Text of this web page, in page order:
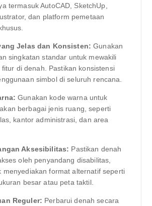
termasuk AutoCAD, SketchUp,
dan platform pemetaan
Jelas dan Konsisten: Gunakan
singkatan standar untuk mewakili
fitur di denah. Pastikan konsistensi
simbol di seluruh rencana.
Gunakan kode warna untuk
berbagai jenis ruang, seperti
kantor administrasi, dan area
Aksesibilitas: Pastikan denah
oleh penyandang disabilitas,
menyediakan format alternatif seperti
besar atau peta taktil.
Reguler: Perbarui denah secara